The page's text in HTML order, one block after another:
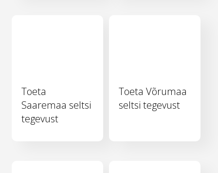
Toeta
Saaremaa seltsi
tegevust
Toeta Võrumaa
seltsi tegevust